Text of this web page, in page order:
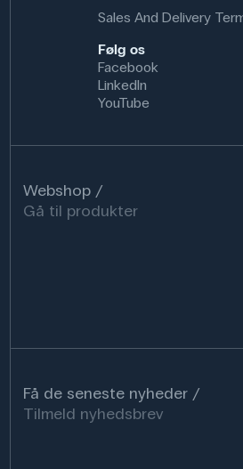
Sales And Delivery
Følg os
Facebook
LinkedIn
YouTube
Webshop
Gå til produkter
Få de seneste nyheder
Tilmeld nyhedsbrev